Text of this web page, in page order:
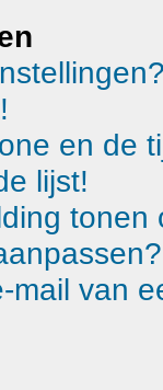
en de
lijst!
mail van